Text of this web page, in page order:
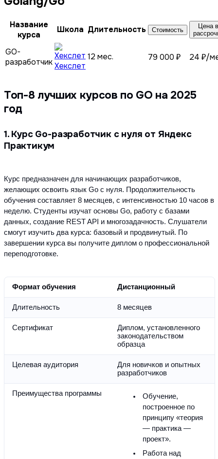
Название
курса
Школа Длительность Стоимость
Цена в
GO-
разработчикХекслет
12 мес. 79 000 ₽ 24 ₽/
Топ-8 лучших курсов по GO на 2025
год
1. Курс Go-разработчик с нуля от Яндекс
Практикум
Курс предназначен для начинающих разработчиков,
желающих освоить язык Go с нуля. Продолжительность
обучения составляет 8 месяцев, с интенсивностью 10 часов в
неделю. Студенты изучат основы Go, работу с базами
данных, создание REST API и многозадачность. Слушатели
смогут изучить два курса: базовый и продвинутый. По
завершении курса вы получите диплом о профессиональной
переподготовке.
Формат обучения Дистанционный
Длительность 8 месяцев
Сертификат
Диплом, установленного
законодательством
образца
Целевая аудитория
Для новичков и опытных
разработчиков
Преимущества программы
Обучение,
построенное по
принципу «теория
— практика —
проект».
Работа над